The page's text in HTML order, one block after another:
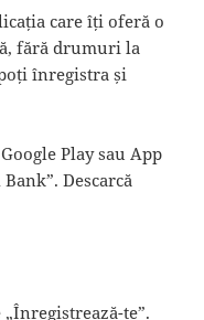
care îți oferă o
fără drumuri la
înregistra și
Play sau App
Descarcă
te”.